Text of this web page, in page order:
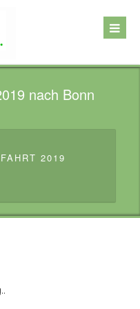
nach Bonn
2019